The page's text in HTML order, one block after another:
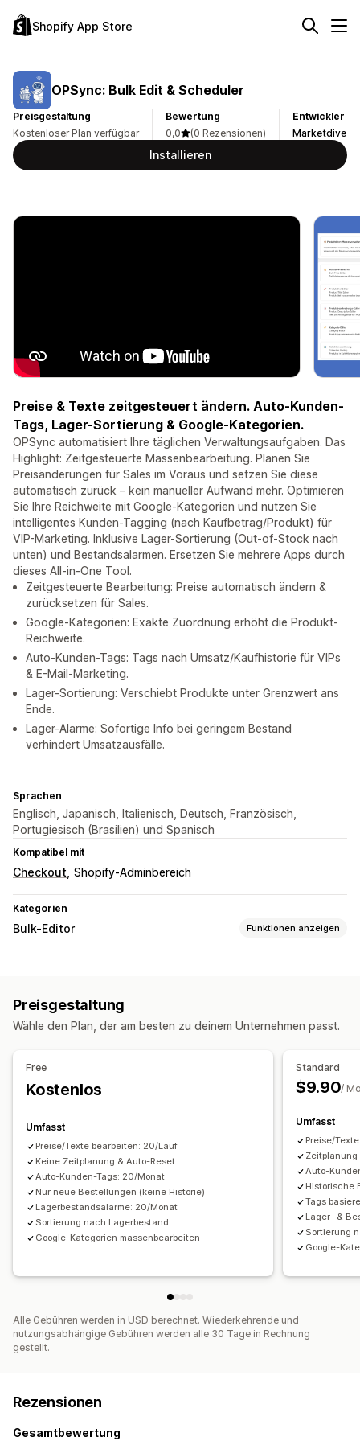
Shopify App Store
OPSync: Bulk Edit & Scheduler
Preisgestaltung
Kostenloser Plan verfügbar
Bewertung
0,0
(0 Rezensionen)
Entwickler
Marketdive
Installieren
Preise & Texte zeitgesteuert ändern. Auto-Kunden-
Tags, Lager-Sortierung & Google-Kategorien.
OPSync automatisiert Ihre täglichen Verwaltungsaufgaben. Das
Highlight: Zeitgesteuerte Massenbearbeitung. Planen Sie
Preisänderungen für Sales im Voraus und setzen Sie diese
automatisch zurück – kein manueller Aufwand mehr. Optimieren
Sie Ihre Reichweite mit Google-Kategorien und nutzen Sie
intelligentes Kunden-Tagging (nach Kaufbetrag/Produkt) für
VIP-Marketing. Inklusive Lager-Sortierung (Out-of-Stock nach
unten) und Bestandsalarmen. Ersetzen Sie mehrere Apps durch
dieses All-in-One Tool.
Zeitgesteuerte Bearbeitung: Preise automatisch ändern &
zurücksetzen für Sales.
Google-Kategorien: Exakte Zuordnung erhöht die Produkt-
Reichweite.
Auto-Kunden-Tags: Tags nach Umsatz/Kaufhistorie für VIPs
& E-Mail-Marketing.
Lager-Sortierung: Verschiebt Produkte unter Grenzwert ans
Ende.
Lager-Alarme: Sofortige Info bei geringem Bestand
verhindert Umsatzausfälle.
Sprachen
Englisch, Japanisch, Italienisch, Deutsch, Französisch,
Portugiesisch (Brasilien) und Spanisch
Kompatibel mit
Checkout Shopify-Adminbereich
Kategorien
Bulk-Editor Funktionen anzeigen
Aktionen
Preisgestaltung
Wähle den Plan, der am besten zu deinem Unternehmen passt.
Free
Kostenlos
Umfasst
Preise/Texte bearbeiten: 20/Lauf
Keine Zeitplanung & Auto-Reset
Auto-Kunden-Tags: 20/Monat
Nur neue Bestellungen (keine Historie)
Lagerbestandsalarme: 20/Monat
Sortierung nach Lagerbestand
Google-Kategorien massenbearbeiten
Standard
$9.90/
Umfasst
Preise/
Auto-
Historische
Tags
Lager- &
Sortierung
Google-
Alle Gebühren werden in USD berechnet. Wiederkehrende und
nutzungsabhängige Gebühren werden alle 30 Tage in Rechnung
gestellt.
Rezensionen
Gesamtbewertung